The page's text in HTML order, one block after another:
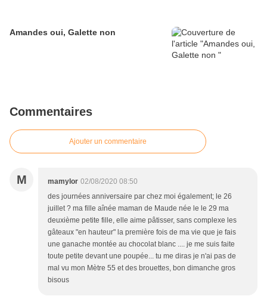
Amandes oui, Galette non
Commentaires
Ajouter un commentaire
M mamylor 02/08/2020 08:50
des journées anniversaire par chez moi également; le 26
juillet ? ma fille aînée maman de Maude née le le 29 ma
deuxième petite fille, elle aime pâtisser, sans complexe les
gâteaux "en hauteur" la première fois de ma vie que je fais
une ganache montée au chocolat blanc .... je me suis faite
toute petite devant une poupée... tu me diras je n'ai pas de
mal vu mon Mètre 55 et des brouettes, bon dimanche gros
bisous